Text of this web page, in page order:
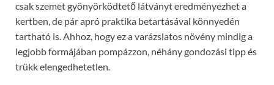
csak szemet gyönyörködtető látványt eredményezhet a
kertben, de pár apró praktika betartásával könnyedén
tartható is. Ahhoz, hogy ez a varázslatos növény mindig a
legjobb formájában pompázzon, néhány gondozási tipp és
trükk elengedhetetlen.